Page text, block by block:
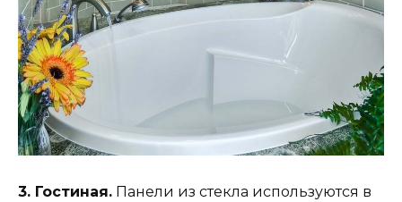
3. Гостиная. Панели из стекла используются в